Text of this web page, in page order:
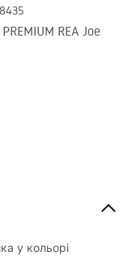
REA Joe
у кольорі